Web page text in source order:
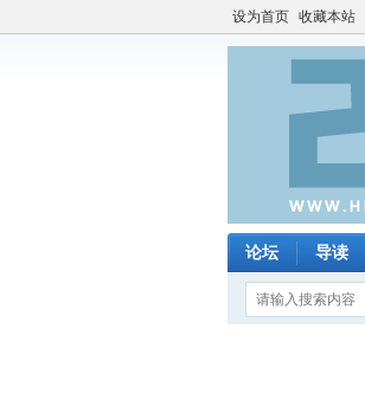
设为首页 收藏本站
论坛 导读